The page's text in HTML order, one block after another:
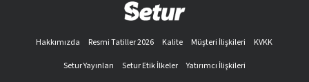
Hakkımızda Resmi Tatiller 2026 Kalite Müşteri İlişkileri
KVKK
Setur Yayınları
Setur Etik İlkeler
Yatırımcı İlişkileri